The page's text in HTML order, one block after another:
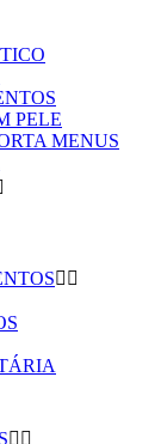
PELE
MENUS
 
 